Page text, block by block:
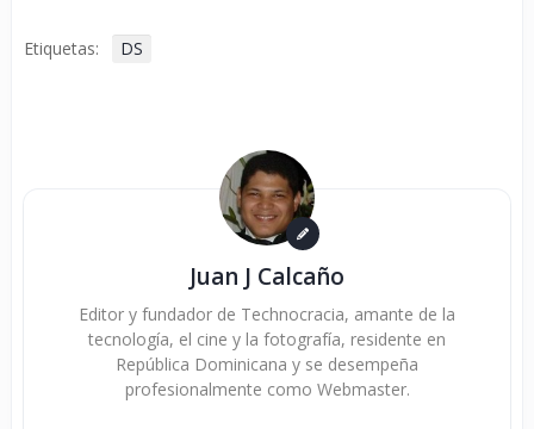
Etiquetas: DS
Juan J Calcaño
Editor y fundador de Technocracia, amante de la
tecnología, el cine y la fotografía, residente en
República Dominicana y se desempeña
profesionalmente como Webmaster.